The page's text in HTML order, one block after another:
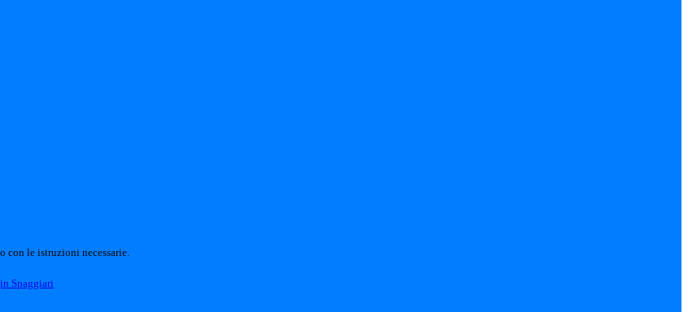
con le istruzioni necessarie.
Spaggiari